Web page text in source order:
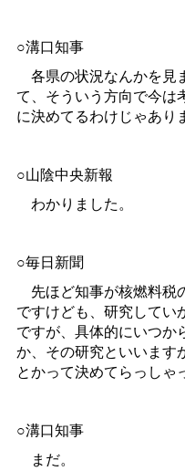
○溝口知事
各県の状況なんかを見
て、そういう方向で今は
に決めてるわけじゃあり
○山陰中央新報
わかりました。
○毎日新聞
先ほど知事が核燃料税
ですけども、研究してい
ですが、具体的にいつか
か、その研究といいます
とかって決めてらっしゃ
○溝口知事
まだ。